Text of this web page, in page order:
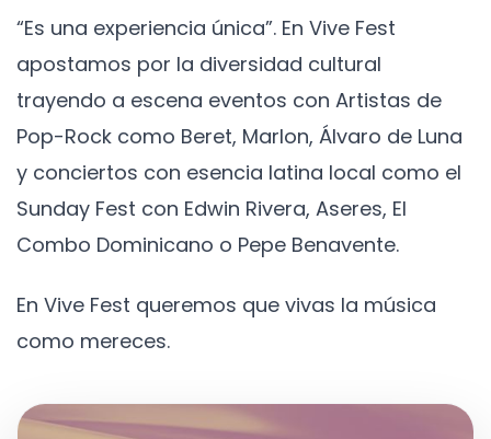
“Es una experiencia única”. En Vive Fest
apostamos por la diversidad cultural
trayendo a escena eventos con Artistas de
Pop-Rock como Beret, Marlon, Álvaro de Luna
y conciertos con esencia latina local como el
Sunday Fest con Edwin Rivera, Aseres, El
Combo Dominicano o Pepe Benavente.
En Vive Fest queremos que vivas la música
como mereces.